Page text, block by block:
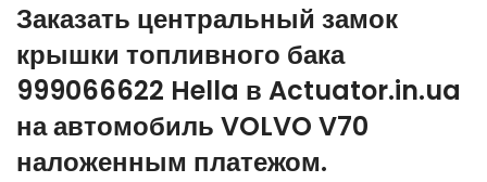
Заказать центральный замок
крышки топливного бака
999066622 Hella в Actuator.in.ua
на автомобиль VOLVO V70
наложенным платежом.